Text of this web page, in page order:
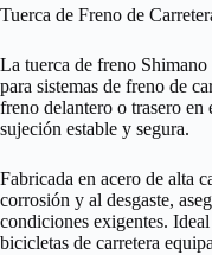
Tuerca de Freno de
La tuerca de freno
para sistemas de freno de
freno delantero o trasero
sujeción estable y segura.
Fabricada en acero de alta
corrosión y al desgaste,
condiciones exigentes.
bicicletas de carretera